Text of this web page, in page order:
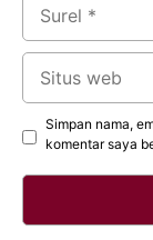
Simpan nama,
komentar saya